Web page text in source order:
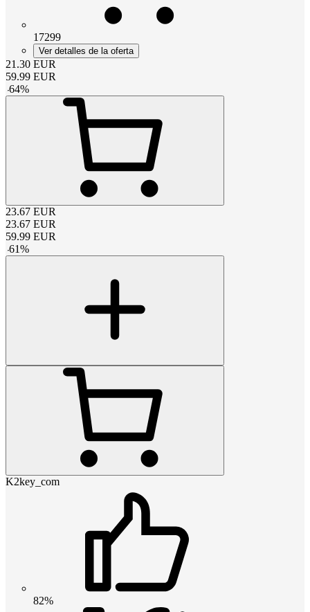
17299
Ver detalles de la oferta
21.30 EUR
59.99 EUR
-64%
23.67 EUR
23.67 EUR
59.99 EUR
-61%
K2key_com
82%